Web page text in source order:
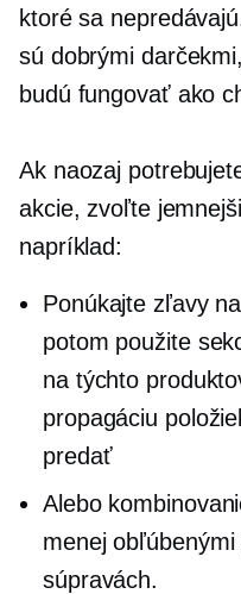
ktoré sa
sú dobrými
budú fungovať ako
Ak naozaj
akcie, zvoľte
napríklad:
Ponúkajte zľavy
potom použite
na týchto
propagáciu
predať
Alebo
menej
súpravách.